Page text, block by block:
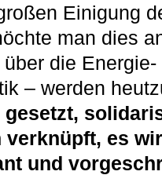
Einigung
man dies
die
– werden
verknüpft, es
und